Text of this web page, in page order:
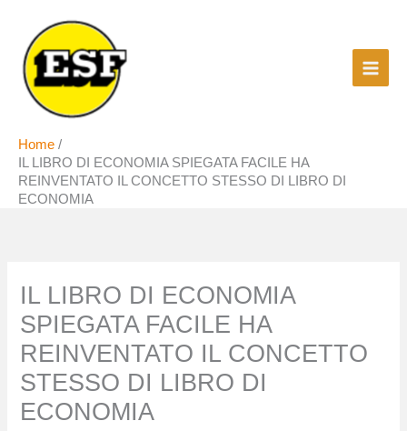
contenuto
Home
IL LIBRO DI ECONOMIA SPIEGATA FACILE HA
REINVENTATO IL CONCETTO STESSO DI LIBRO DI
ECONOMIA
IL LIBRO DI ECONOMIA
SPIEGATA FACILE HA
REINVENTATO IL CONCETTO
STESSO DI LIBRO DI
ECONOMIA